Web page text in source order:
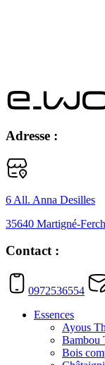
Adresse :
6 All. Anna Desilles
35640 Martigné-
Contact :
0972536554
Essences
Ayous
Bambou
Bois